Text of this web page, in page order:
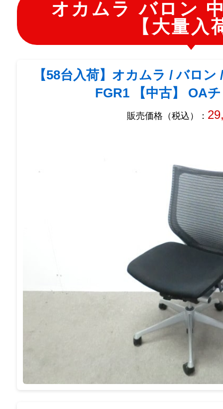
オカムラ バロン
【大量入
【58台入荷】オカムラ / バロ
FGR1 【中古】 OA
販売価格（税込）：